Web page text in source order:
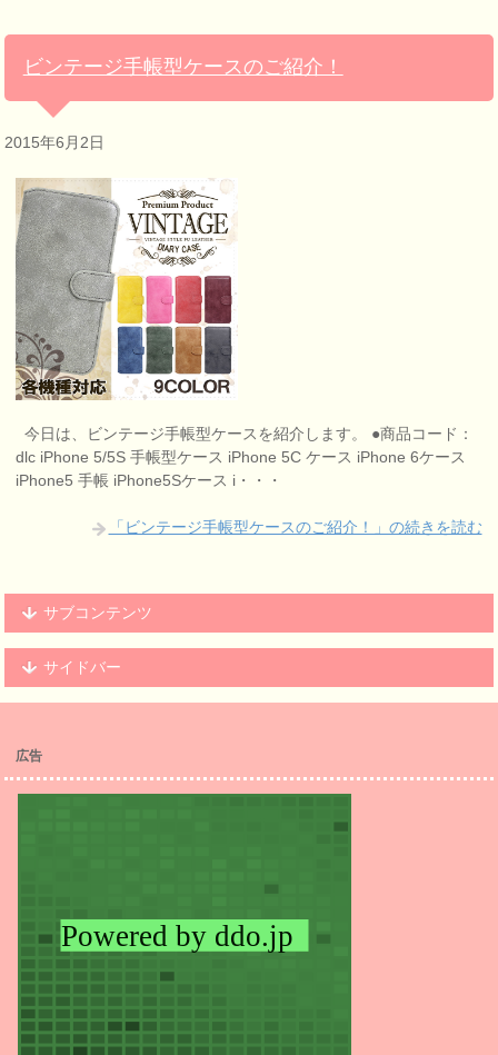
ビンテージ手帳型ケースのご紹介！
2015年6月2日
今日は、ビンテージ手帳型ケースを紹介します。 ●商品コード：
dlc iPhone 5/5S 手帳型ケース iPhone 5C ケース iPhone 6ケース
iPhone5 手帳 iPhone5Sケース i・・・
「ビンテージ手帳型ケースのご紹介！」の続きを読む
サブコンテンツ
サイドバー
広告